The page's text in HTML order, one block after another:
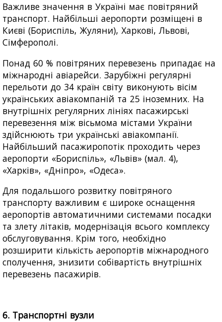
Важливе значення в Україні має повітряний
транспорт. Найбільші аеропорти розміщені в
Києві (Бориспіль, Жуляни), Харкові, Львові,
Сімферополі.
Понад 60 % повітряних перевезень припадає на
міжнародні авіарейси. Зарубіжні регулярні
перельоти до 34 країн світу виконують вісім
українських авіакомпаній та 25 іноземних. На
внутрішніх регулярних лініях пасажирські
перевезення між вісьмома містами України
здійснюють три українські авіакомпанії.
Найбільший пасажиропотік проходить через
аеропорти «Бориспіль», «Львів» (мал. 4),
«Харків», «Дніпро», «Одеса».
Для подальшого розвитку повітряного
транспорту важливим є широке оснащення
аеропортів автоматичними системами посадки
та злету літаків, модернізація всього комплексу
обслуговування. Крім того, необхідно
розширити кількість аеропортів міжнародного
сполучення, знизити собівартість внутрішніх
перевезень пасажирів.
6. Транспортні вузли